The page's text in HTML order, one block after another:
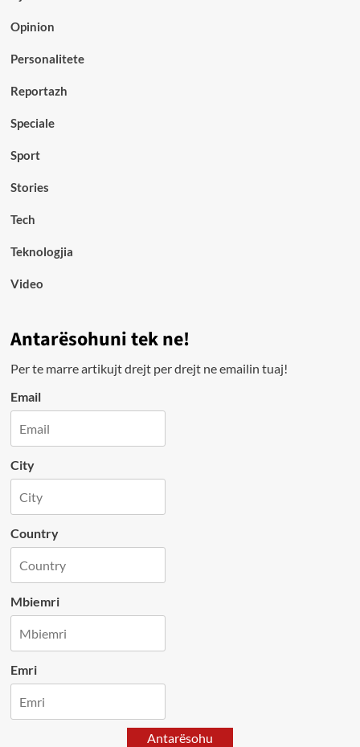
Opinion
Personalitete
Reportazh
Speciale
Sport
Stories
Tech
Teknologjia
Video
Antarësohuni tek ne!
Per te marre artikujt drejt per drejt ne emailin tuaj!
Email
City
Country
Mbiemri
Emri
Antarësohu